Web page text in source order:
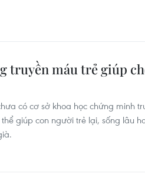
truyền máu trẻ giúp
có cơ sở khoa học chứng minh
giúp con người trẻ lại, sống lâu